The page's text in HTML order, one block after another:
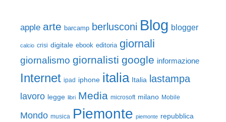
apple arte barcamp berlusconi Blog blogger
calcio crisi digitale ebook editoria giornali
giornalismo giornalisti google informazione
Internet ipad iphone italia Italia lastampa
lavoro legge libri Media microsoft milano Mobile
Mondo musica Piemonte piemonte repubblica